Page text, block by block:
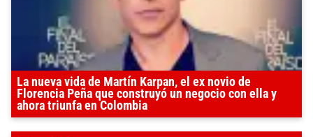
La nueva vida de Martín Karpan, el ex novio de
Florencia Peña que construyó un negocio con ella y
ahora triunfa en Colombia